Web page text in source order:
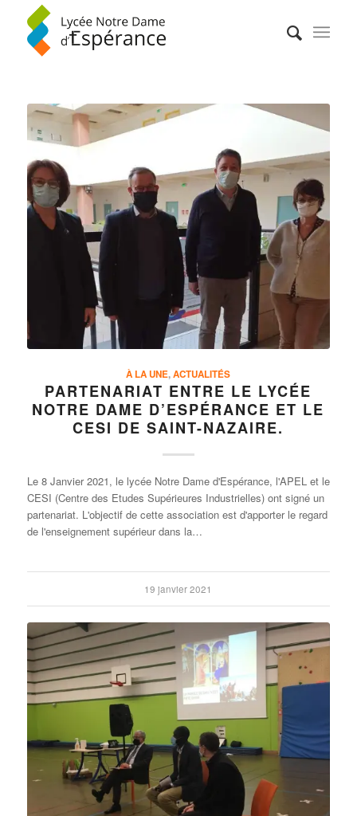
À LA UNE,ACTUALITÉS
PARTENARIAT ENTRE LE LYCÉE
NOTRE DAME D’ESPÉRANCE ET LE
CESI DE SAINT-NAZAIRE.
Le 8 Janvier 2021, le lycée Notre Dame d'Espérance, l'APEL et le
CESI (Centre des Etudes Supérieures Industrielles) ont signé un
partenariat. L'objectif de cette association est d'apporter le regard
de l'enseignement supérieur dans la…
19 janvier 2021